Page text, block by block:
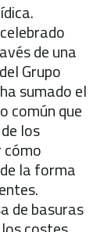
de una
Grupo
sumado el
común que
los
la forma
de basuras